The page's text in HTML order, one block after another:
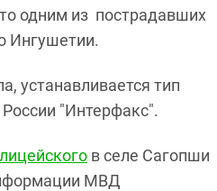
одним из пострадавших
Ингушетии.
устанавливается тип
"Интерфакс".
в селе Сагопши
МВД